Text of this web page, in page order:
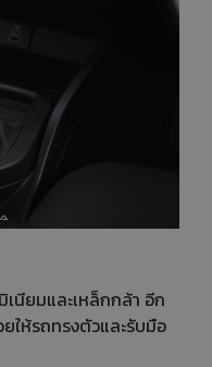
นียมและเหล็กกล้า อีก
ให้รถทรงตัวและรับมือ